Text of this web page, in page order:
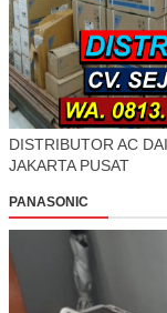
DISTRIBUTOR AC
JAKARTA PUSAT
PANASONIC